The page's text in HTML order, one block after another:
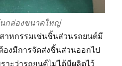
กล่องขนาดใหญ่
าหกรรมเช่นชิ้นส่วนรถยนต์มี
องมีการจัดส่งชิ้นส่วนออกไป
าะว่ารถยนต์ไม่ได้มีผลิตไว้